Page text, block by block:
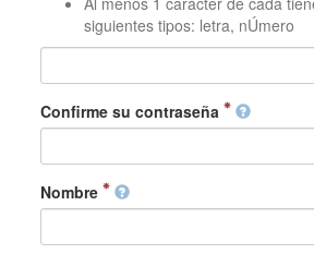
siguientes tipos: letra, nÚmero
Confirme su contraseña
Nombre